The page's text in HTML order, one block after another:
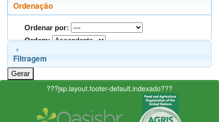
Ordenação
Ordenar por:
Ordem:
Filtragem
???jsp.layout.footer-default.indexado???